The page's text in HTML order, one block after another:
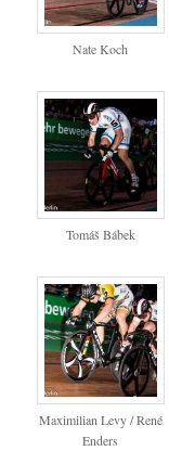
Nate Koch
Tomáš Bábek
Maximilian Levy / René
Enders